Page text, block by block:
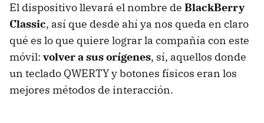
El dispositivo llevará el nombre de BlackBerry
Classic, así que desde ahí ya nos queda en claro
qué es lo que quiere lograr la compañía con este
móvil: volver a sus orígenes, sí, aquellos donde
un teclado QWERTY y botones físicos eran los
mejores métodos de interacción.